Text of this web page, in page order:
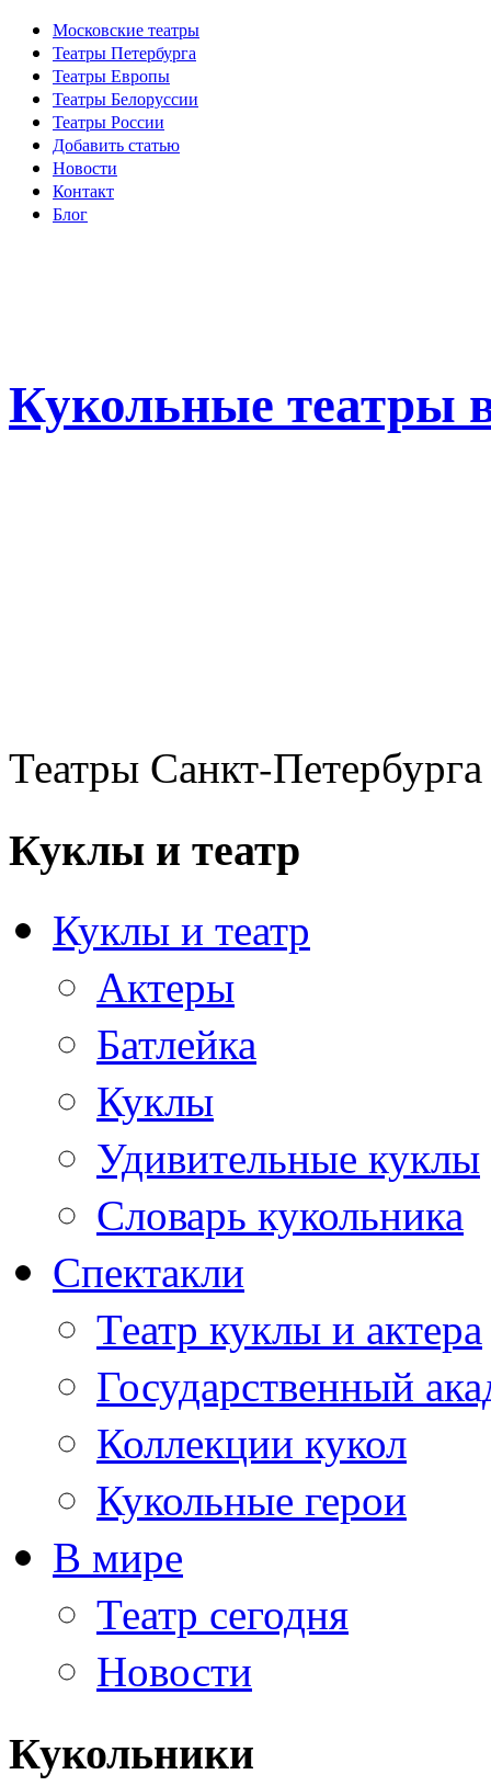
Московские театры
Театры Петербурга
Театры Европы
Театры Белоруссии
Театры России
Добавить статью
Новости
Контакт
Блог
Кукольные театры
Театры Санкт-Петербурга
Куклы и театр
Куклы и театр
Актеры
Батлейка
Куклы
Удивительные куклы
Словарь кукольника
Спектакли
Театр куклы и актера
Государственный
Коллекции кукол
Кукольные герои
В мире
Театр сегодня
Новости
Кукольники